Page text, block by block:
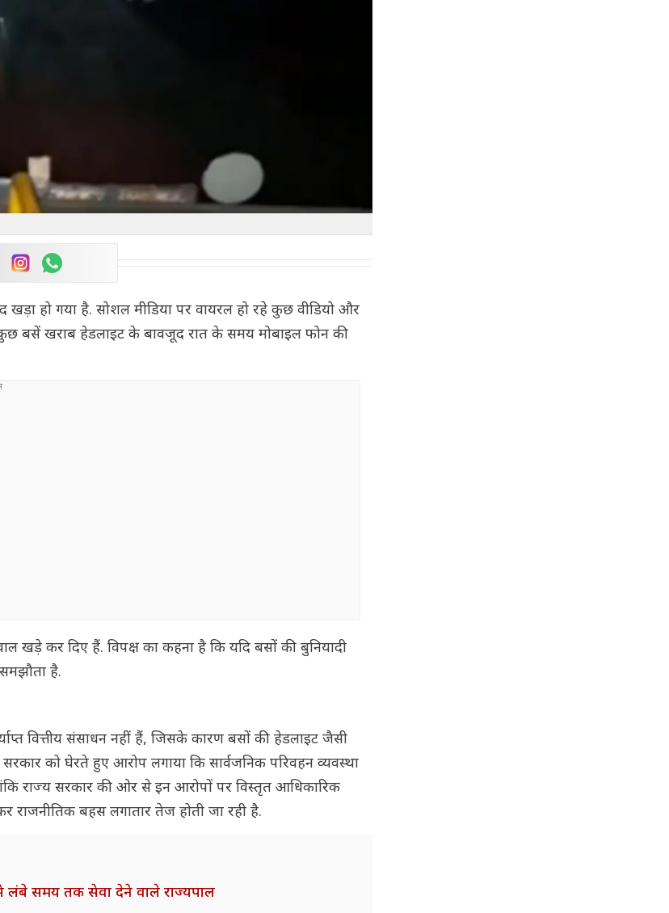
हो गया है. सोशल मीडिया पर वायरल हो रहे कुछ वीडियो और
कुछ बसें खराब हेडलाइट के बावजूद रात के समय मोबाइल फोन की
खड़े कर दिए हैं. विपक्ष का कहना है कि यदि बसों की बुनियादी
है.
वित्तीय संसाधन नहीं हैं, जिसके कारण बसों की हेडलाइट जैसी
को घेरते हुए आरोप लगाया कि सार्वजनिक परिवहन व्यवस्था
राज्य सरकार की ओर से इन आरोपों पर विस्तृत आधिकारिक
राजनीतिक बहस लगातार तेज होती जा रही है.
लंबे समय तक सेवा देने वाले राज्यपाल